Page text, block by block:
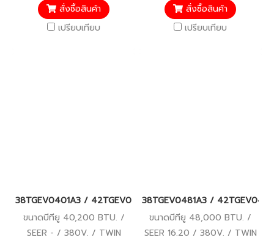
คอมเพรสเซอร์ 7 ปี, อะไหล่ 2 ปี
สั่งซื้อสินค้า
เปรียบเทียบ
คอมเพรสเซอร์ 7 ปี, อะไหล่ 2 ปี
สั่งซื้อสินค้า
เปรียบเทียบ
38TGEV0401A3 / 42TGEV0401UP (380V./ไฟ 3 เฟส) แอร์แคเ
ขนาดบีทียู 40,200 BTU. /
SEER - / 380V. / TWIN
38TGEV0481A3 /
ขนาดบีทียู 48,000 BTU. /
SEER 16.20 / 380V. / TWIN